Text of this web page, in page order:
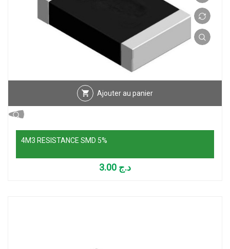
Ajouter au panier
4M3 RESISTANCE SMD 5%
د.ج